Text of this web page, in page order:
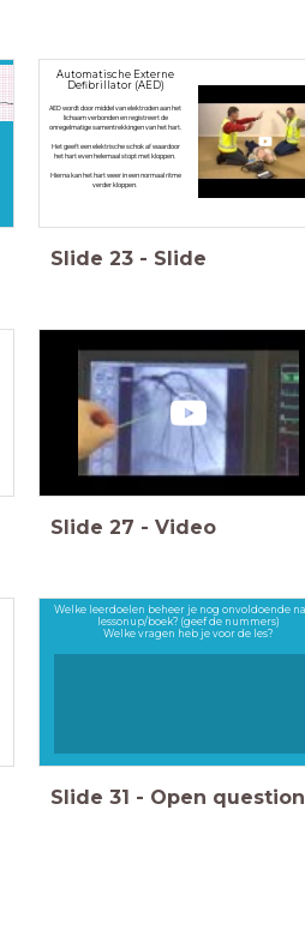
Automatische Externe
Defibrillator (AED)
AED wordt door middel van elektroden aan het
lichaam verbonden en registreert de
onregelmatige samentrekkingen van het hart.
Het geeft een elektrische schok af waardoor
het hart even helemaal stopt met kloppen.
Hierna kan het hart weer in een normaal ritme
verder kloppen.
Slide 23 - Slide
Slide 27 - Video
Welke leerdoelen beheer je nog onvoldoende
lessonup/boek? (geef de nummers)
Welke vragen heb je voor de les?
Slide 31 - Open question